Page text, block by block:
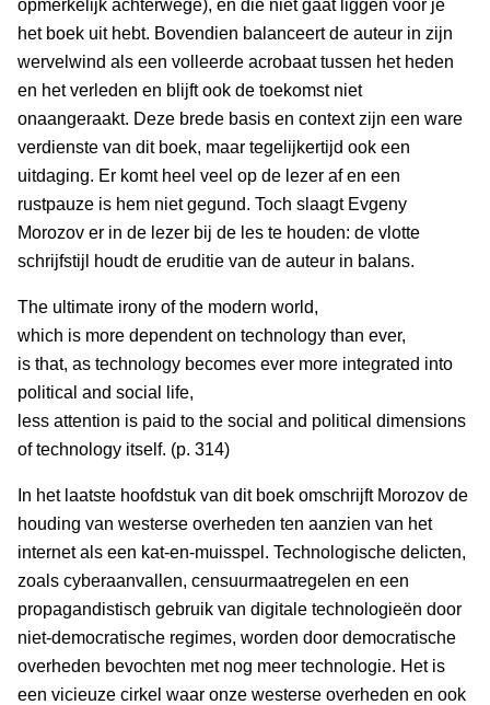
opmerkelijk achterwege), en die niet gaat liggen voor je
het boek uit hebt. Bovendien balanceert de auteur in zijn
wervelwind als een volleerde acrobaat tussen het heden
en het verleden en blijft ook de toekomst niet
onaangeraakt. Deze brede basis en context zijn een ware
verdienste van dit boek, maar tegelijkertijd ook een
uitdaging. Er komt heel veel op de lezer af en een
rustpauze is hem niet gegund. Toch slaagt Evgeny
Morozov er in de lezer bij de les te houden: de vlotte
schrijfstijl houdt de eruditie van de auteur in balans.
The ultimate irony of the modern world,
which is more dependent on technology than ever,
is that, as technology becomes ever more integrated into
political and social life,
less attention is paid to the social and political dimensions
of technology itself. (p. 314)
In het laatste hoofdstuk van dit boek omschrijft Morozov de
houding van westerse overheden ten aanzien van het
internet als een kat-en-muisspel. Technologische delicten,
zoals cyberaanvallen, censuurmaatregelen en een
propagandistisch gebruik van digitale technologieën door
niet-democratische regimes, worden door democratische
overheden bevochten met nog meer technologie. Het is
een vicieuze cirkel waar onze westerse overheden en ook